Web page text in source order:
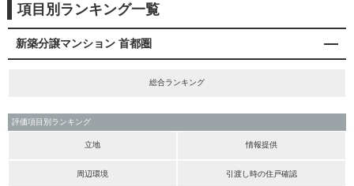
項目別ランキング一覧
新築分譲マンション 首都圏
総合ランキング
評価項目別ランキング
立地 情報提供
周辺環境 引渡し時の住戸確認